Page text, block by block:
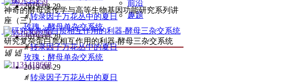
前沿
趣题
神奇的酵母遗传学与高等生物基因功能研究系列讲
座（三）
研究复杂蛋白质相互作用的利器-酵母三杂交系统
넳 넲
2019-08-29
ꄅ 转录因子万花丛中的夏日
玫瑰：酵母单杂交系统
2019-08-29
ꄅ 转录因子万花丛中的夏日
玫瑰：酵母单杂交系统
2019-08-29
ꄅ 转录因子万花丛中的夏日